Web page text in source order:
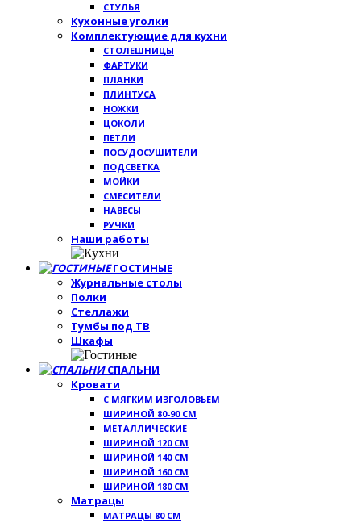
СТУЛЬЯ
Кухонные уголки
Комплектующие для кухни
СТОЛЕШНИЦЫ
ФАРТУКИ
ПЛАНКИ
ПЛИНТУСА
НОЖКИ
ЦОКОЛИ
ПЕТЛИ
ПОСУДОСУШИТЕЛИ
ПОДСВЕТКА
МОЙКИ
СМЕСИТЕЛИ
НАВЕСЫ
РУЧКИ
Наши работы
ГОСТИНЫЕ
Журнальные столы
Полки
Стеллажи
Тумбы под ТВ
Шкафы
СПАЛЬНИ
Кровати
С МЯГКИМ ИЗГОЛОВЬЕМ
ШИРИНОЙ 80-90 СМ
МЕТАЛЛИЧЕСКИЕ
ШИРИНОЙ 120 СМ
ШИРИНОЙ 140 СМ
ШИРИНОЙ 160 СМ
ШИРИНОЙ 180 СМ
Матрацы
МАТРАЦЫ 80 СМ